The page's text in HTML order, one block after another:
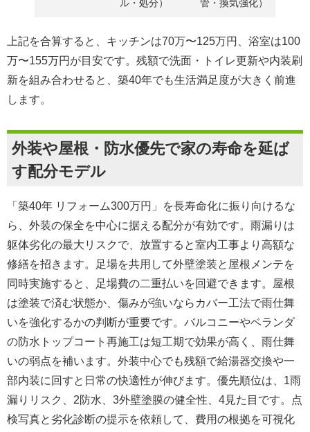
ル・処分） 管・換気強化）
上記を合算すると、 キッチンは70万〜125万円、浴室は100
万〜155万円 が目安です。残額で洗面・トイレ更新や内装刷
新を組み合わせると、築40年でも生活満足度が大きく前進
します。
外装や屋根・防水優先で家の寿命を延ば
す配分モデル
「築40年 リフォーム300万円」を長寿命化に振り向けるな
ら、外装の保全を中心に据える配分が有効です。 雨漏りは
躯体劣化の最大リスク で、放置すると室内工事より高額な
修繕を招きます。足場を共用して外壁塗装と屋根メンテを
同時実施すると、
足場費の二重払いを回避できます。屋根
は塗装で済む状態か、 傷みが強いならカバー工法で雨仕舞
いを強化するかの判断が重要です。バルコニーやベランダ
の防水トップコート再施工は短工期で効果が高く、雨仕舞
いの弱点を補います。外装中心でも残額で給湯器交換や一
部内装に回すと日常の快適性が伸びます。優先順位は、1雨
漏りリスク、2防水、3外壁塗膜の健全性、4見た目です。
点
検写真と劣化診断の提示を依頼して、費用の根拠を可視化